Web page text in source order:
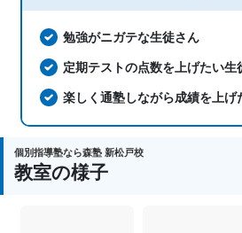
勉強がニガテな生徒さん
定期テストの点数を上げたい生
楽しく通塾しながら成績を上げ
個別指導塾なら森塾 新松戸校
教室の様子